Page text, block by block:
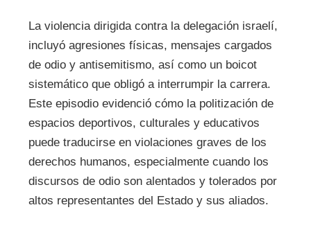
La violencia dirigida contra la delegación israelí,
incluyó agresiones físicas, mensajes cargados
de odio y antisemitismo, así como un boicot
sistemático que obligó a interrumpir la carrera.
Este episodio evidenció cómo la politización de
espacios deportivos, culturales y educativos
puede traducirse en violaciones graves de los
derechos humanos, especialmente cuando los
discursos de odio son alentados y tolerados por
altos representantes del Estado y sus aliados.